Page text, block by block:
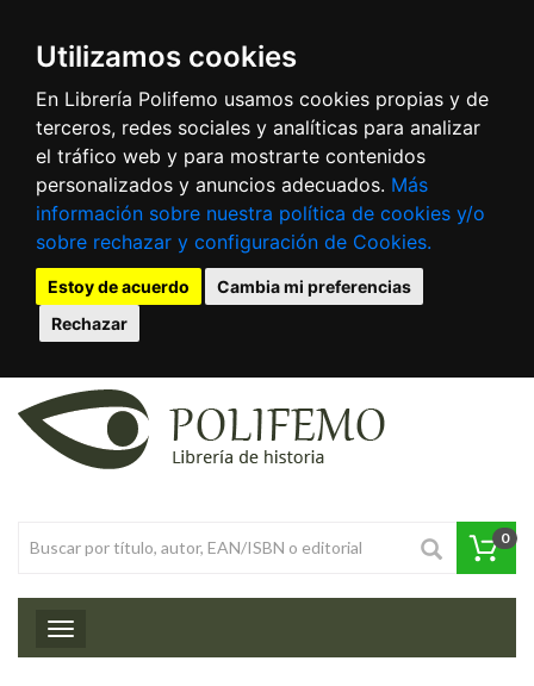
Utilizamos cookies
En Librería Polifemo usamos cookies propias y de
terceros, redes sociales y analíticas para analizar
el tráfico web y para mostrarte contenidos
personalizados y anuncios adecuados. Más
información sobre nuestra política de cookies y/o
sobre rechazar y configuración de Cookies.
Estoy de acuerdo
Cambia mi preferencias
Rechazar
0
Toggle navigation